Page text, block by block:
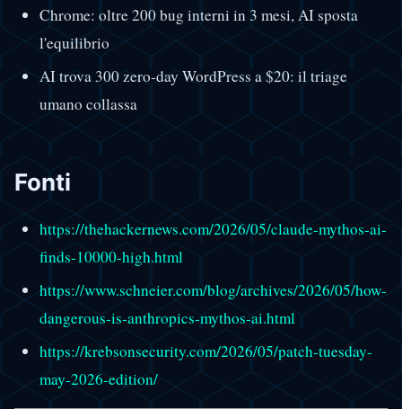
Chrome: oltre 200 bug interni in 3 mesi, AI sposta
l'equilibrio
AI trova 300 zero-day WordPress a $20: il triage
umano collassa
Fonti
https://thehackernews.com/2026/05/claude-mythos-ai-
finds-10000-high.html
https://www.schneier.com/blog/archives/2026/05/how-
dangerous-is-anthropics-mythos-ai.html
https://krebsonsecurity.com/2026/05/patch-tuesday-
may-2026-edition/